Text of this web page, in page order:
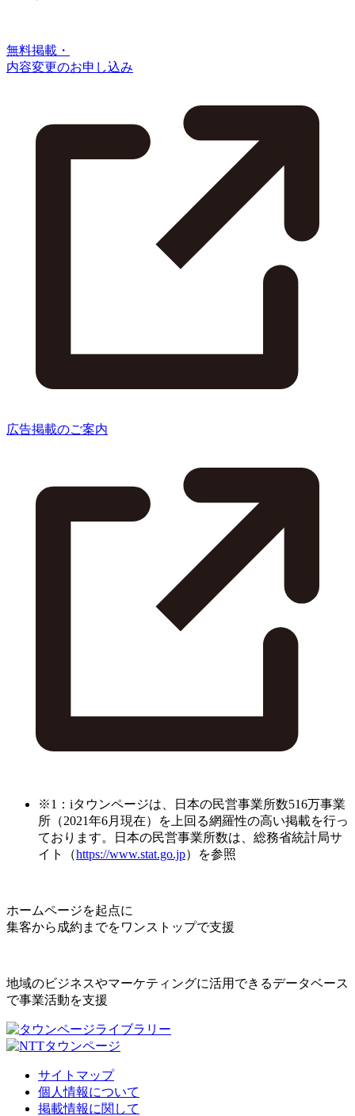
無料掲載・
内容変更のお申し込み
広告掲載のご案内
※1：iタウンページは、日本の民営事業所数516万事業
所（2021年6月現在）を上回る網羅性の高い掲載を行っ
ております。日本の民営事業所数は、総務省統計局サ
イト（https://www.stat.go.jp）を参照
ホームページを起点に
集客から成約までをワンストップで支援
地域のビジネスやマーケティングに活用できるデータベース
で事業活動を支援
サイトマップ
個人情報について
掲載情報に関して